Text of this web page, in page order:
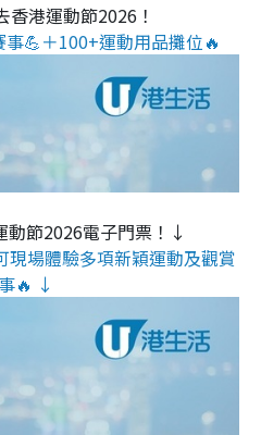
香港運動節2026！
💪＋100+運動用品攤位🔥
動節2026電子門票！↓
場體驗多項新穎運動及觀賞
🔥 ↓